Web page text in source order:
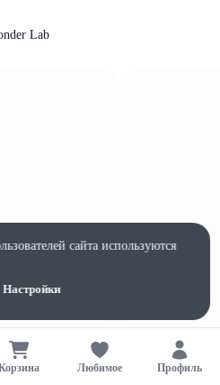
Lab
Любимое Профиль
сайта используются
Настройки